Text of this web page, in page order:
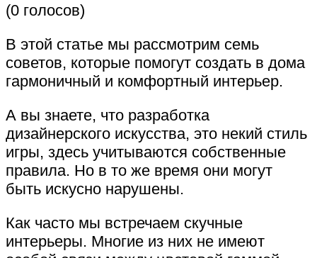
(0 голосов)
В этой статье мы рассмотрим семь
советов, которые помогут создать в дома
гармоничный и комфортный интерьер.
А вы знаете, что разработка
дизайнерского искусства, это некий стиль
игры, здесь учитываются собственные
правила. Но в то же время они могут
быть искусно нарушены.
Как часто мы встречаем скучные
интерьеры. Многие из них не имеют